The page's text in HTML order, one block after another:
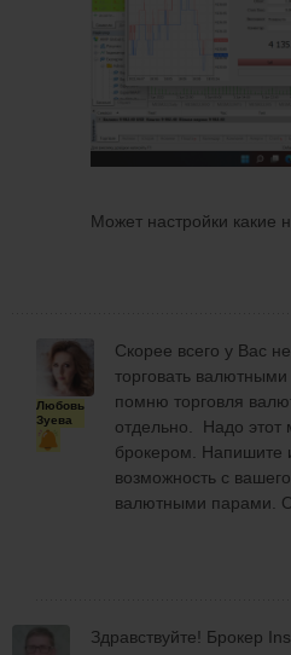
Может настройки какие
Любовь
Зуева
Скорее всего у Вас
торговать
помню торговля
отдельно. Надо этот
брокером. Напишите
возможность с
валютными парами.
Здравствуйте! Брокер